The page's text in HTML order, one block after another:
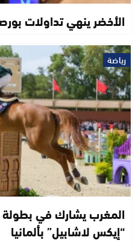
الأخضر ينهي تداولات
رياضة
المغرب يشارك في بطولة
“إيكس لاشابيل” بألمانيا